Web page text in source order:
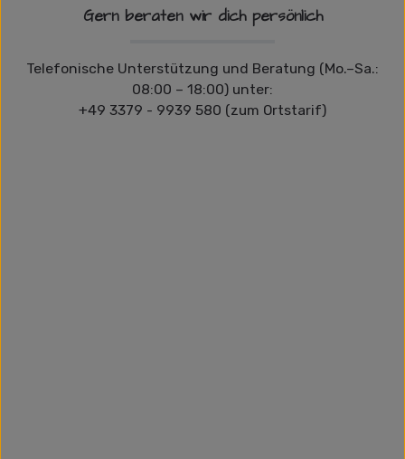
Gern beraten wir dich persönlich
Telefonische Unterstützung und Beratung (Mo.–Sa.:
08:00 – 18:00) unter:
+49 3379 - 9939 580 (zum Ortstarif)